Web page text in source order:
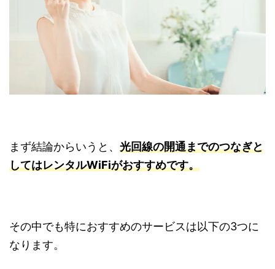
まず結論からいうと、 光回線の開通までのつなぎと
してはレンタルWiFiがおすすめです。
その中でも特におすすめのサービスは以下の3つに
なります。